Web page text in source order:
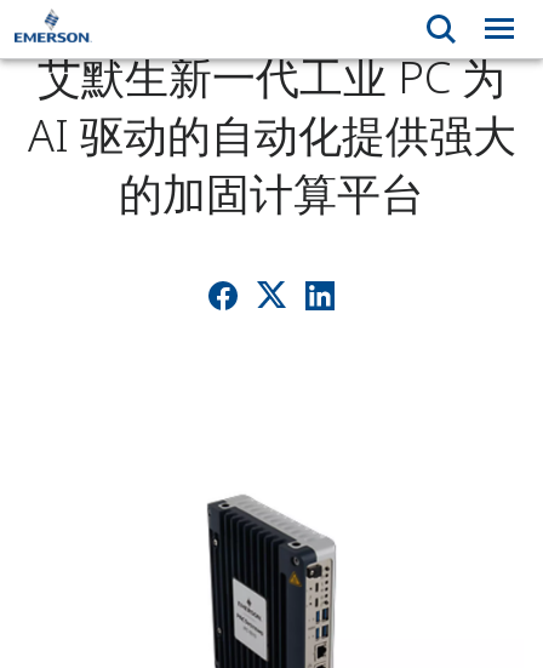
艾默生新一代工业 PC 为
AI 驱动的自动化提供强大
的加固计算平台